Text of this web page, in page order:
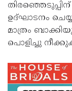
ഉദ്ഘാടനം
മാത്രം
പൊളിച്ചു